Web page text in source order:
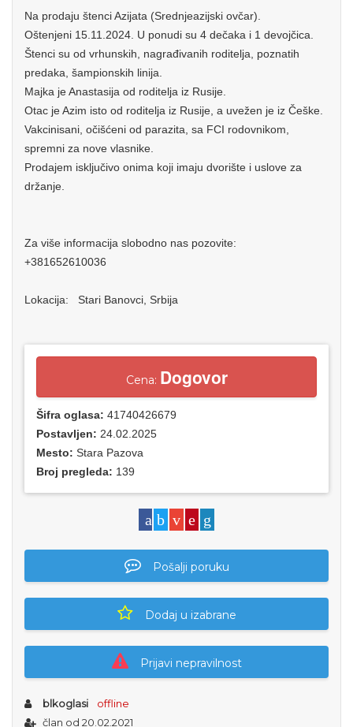
Na prodaju štenci Azijata (Srednjeazijski ovčar).
Oštenjeni 15.11.2024. U ponudi su 4 dečaka i 1 devojčica.
Štenci su od vrhunskih, nagrađivanih roditelja, poznatih
predaka, šampionskih linija.
Majka je Anastasija od roditelja iz Rusije.
Otac je Azim isto od roditelja iz Rusije, a uvežen je iz Češke.
Vakcinisani, očišćeni od parazita, sa FCI rodovnikom,
spremni za nove vlasnike.
Prodajem isključivo onima koji imaju dvorište i uslove za
držanje.
Za više informacija slobodno nas pozovite:
+381652610036
Lokacija: Stari Banovci, Srbija
Cena: Dogovor
Šifra oglasa: 41740426679
Postavljen: 24.02.2025
Mesto: Stara Pazova
Broj pregleda: 139
Pošalji poruku
Dodaj u izabrane
Prijavi nepravilnost
blkoglasi
offline
član od 20.02.2021